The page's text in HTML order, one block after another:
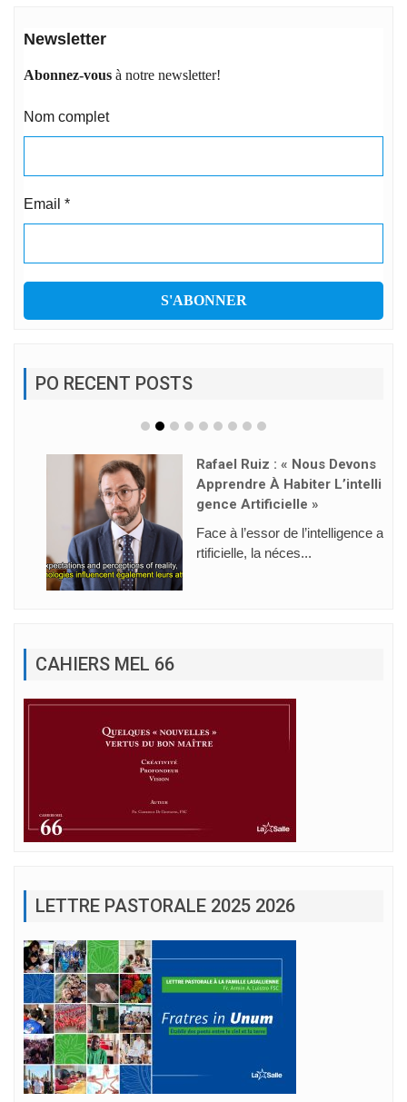
Newsletter
Abonnez-vous à notre newsletter!
Nom complet
Email *
PO RECENT POSTS
Rafael Ruiz : « Nous Devons
Apprendre À Habiter L’intelli
Gence Artificielle »
Face à l’essor de l’intelligence a
rtificielle, la néces...
CAHIERS MEL 66
LETTRE PASTORALE 2025 2026